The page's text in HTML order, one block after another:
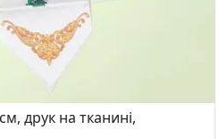
друк на тканині,